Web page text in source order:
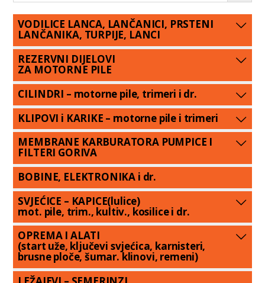
VODILICE LANCA, LANČANICI, PRSTENI
LANČANIKA, TURPIJE, LANCI
REZERVNI DIJELOVI
ZA MOTORNE PILE
CILINDRI – motorne pile, trimeri i dr.
KLIPOVI i KARIKE – motorne pile i trimeri
MEMBRANE KARBURATORA PUMPICE I
FILTERI GORIVA
BOBINE, ELEKTRONIKA i dr.
SVJEĆICE – KAPICE(lulice)
mot. pile, trim., kultiv., kosilice i dr.
OPREMA I ALATI
(start uže, ključevi svjećica, karnisteri,
brusne ploče, šumar. klinovi, remeni)